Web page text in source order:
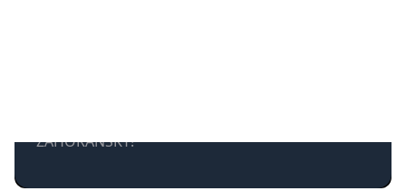
ZAHORANSKY!